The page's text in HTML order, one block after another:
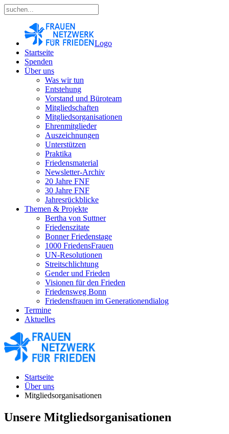
Logo
Startseite
Spenden
Über uns
Was wir tun
Entstehung
Vorstand und Büroteam
Mitgliedschaften
Mitgliedsorganisationen
Ehrenmitglieder
Auszeichnungen
Unterstützen
Praktika
Friedensmaterial
Newsletter-Archiv
20 Jahre FNF
30 Jahre FNF
Jahresrückblicke
Themen & Projekte
Bertha von Suttner
Friedenszitate
Bonner Friedenstage
1000 FriedensFrauen
UN-Resolutionen
Streitschlichtung
Gender und Frieden
Visionen für den Frieden
Friedensweg Bonn
Friedensfrauen im Generationendialog
Termine
Aktuelles
Startseite
Über uns
Mitgliedsorganisationen
Unsere Mitgliedsorganisationen